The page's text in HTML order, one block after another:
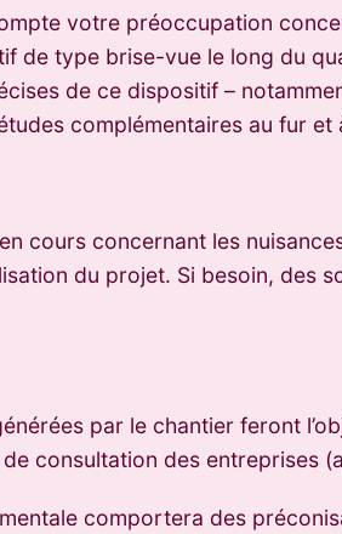
votre préoccupation
de type brise-vue le long du
de ce dispositif –
complémentaires au fur
cours concernant les
du projet. Si besoin, des
par le chantier feront
consultation des entreprises
comportera des